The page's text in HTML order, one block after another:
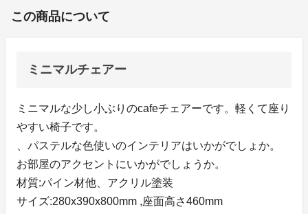
この商品について
ミニマルチェアー
ミニマルな少し小ぶりのcafeチェアーです。軽くて座り
やすい椅子です。
、パステルな色使いのインテリアはいかがでしょか。
お部屋のアクセントにいかがでしょうか。
材質:パイン材他、アクリル塗装
サイズ:280x390x800mm ,座面高さ460mm